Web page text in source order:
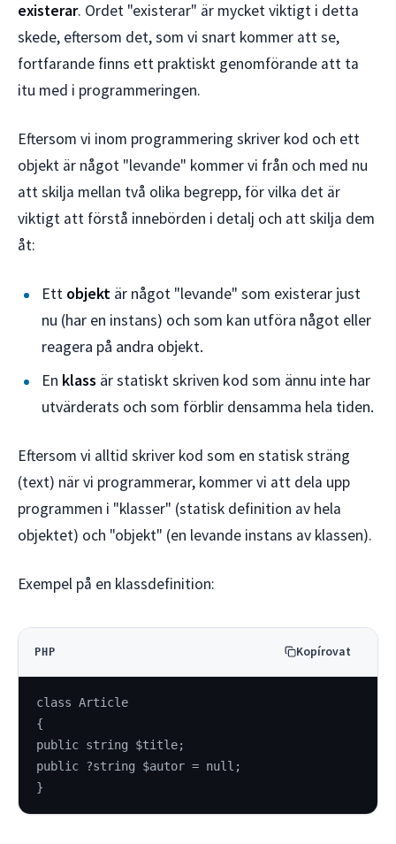
existerar. Ordet "existerar" är mycket viktigt i detta
skede, eftersom det, som vi snart kommer att se,
fortfarande finns ett praktiskt genomförande att ta
itu med i programmeringen.
Eftersom vi inom programmering skriver kod och ett
objekt är något "levande" kommer vi från och med nu
att skilja mellan två olika begrepp, för vilka det är
viktigt att förstå innebörden i detalj och att skilja dem
åt:
Ett objekt är något "levande" som existerar just
nu (har en instans) och som kan utföra något eller
reagera på andra objekt.
En klass är statiskt skriven kod som ännu inte har
utvärderats och som förblir densamma hela tiden.
Eftersom vi alltid skriver kod som en statisk sträng
(text) när vi programmerar, kommer vi att dela upp
programmen i "klasser" (statisk definition av hela
objektet) och "objekt" (en levande instans av klassen).
Exempel på en klassdefinition:
PHP Kopírovat
class Article
{
public string $title;
public ?string $autor = null;
}